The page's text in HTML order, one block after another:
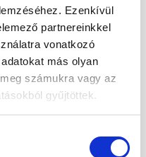
Ezenkívül
partnereinkkel
vonatkozó
más olyan
számukra vagy az
gyűjtöttek.